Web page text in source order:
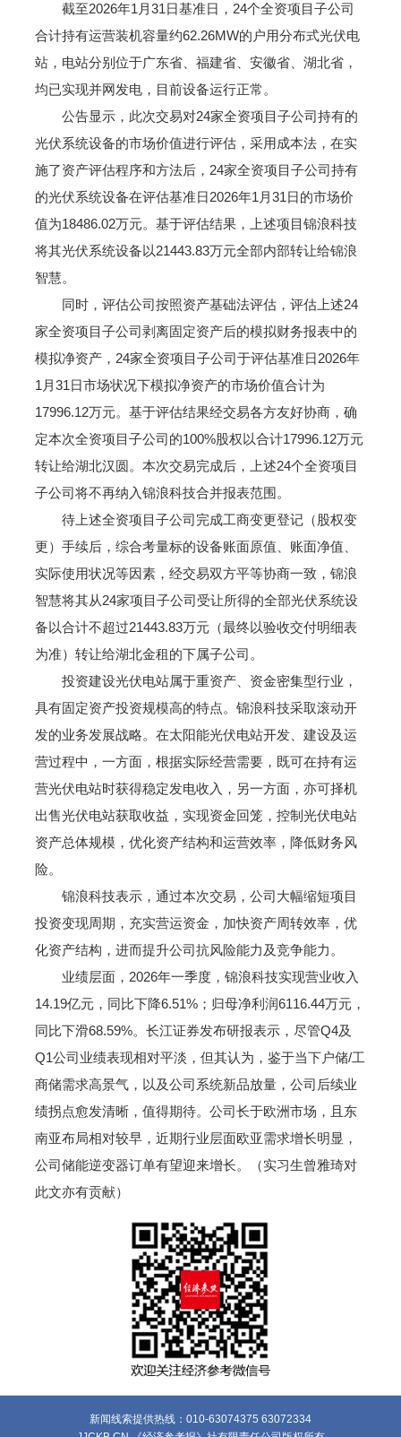
截至2026年1月31日基准日，24个全资项目子公司
合计持有运营装机容量约62.26MW的户用分布式光伏电
站，电站分别位于广东省、福建省、安徽省、湖北省，
均已实现并网发电，目前设备运行正常。
公告显示，此次交易对24家全资项目子公司持有的
光伏系统设备的市场价值进行评估，采用成本法，在实
施了资产评估程序和方法后，24家全资项目子公司持有
的光伏系统设备在评估基准日2026年1月31日的市场价
值为18486.02万元。基于评估结果，上述项目锦浪科技
将其光伏系统设备以21443.83万元全部内部转让给锦浪
智慧。
同时，评估公司按照资产基础法评估，评估上述24
家全资项目子公司剥离固定资产后的模拟财务报表中的
模拟净资产，24家全资项目子公司于评估基准日2026年
1月31日市场状况下模拟净资产的市场价值合计为
17996.12万元。基于评估结果经交易各方友好协商，确
定本次全资项目子公司的100%股权以合计17996.12万元
转让给湖北汉圆。本次交易完成后，上述24个全资项目
子公司将不再纳入锦浪科技合并报表范围。
待上述全资项目子公司完成工商变更登记（股权变
更）手续后，综合考量标的设备账面原值、账面净值、
实际使用状况等因素，经交易双方平等协商一致，锦浪
智慧将其从24家项目子公司受让所得的全部光伏系统设
备以合计不超过21443.83万元（最终以验收交付明细表
为准）转让给湖北金租的下属子公司。
投资建设光伏电站属于重资产、资金密集型行业，
具有固定资产投资规模高的特点。锦浪科技采取滚动开
发的业务发展战略。在太阳能光伏电站开发、建设及运
营过程中，一方面，根据实际经营需要，既可在持有运
营光伏电站时获得稳定发电收入，另一方面，亦可择机
出售光伏电站获取收益，实现资金回笼，控制光伏电站
资产总体规模，优化资产结构和运营效率，降低财务风
险。
锦浪科技表示，通过本次交易，公司大幅缩短项目
投资变现周期，充实营运资金，加快资产周转效率，优
化资产结构，进而提升公司抗风险能力及竞争能力。
业绩层面，2026年一季度，锦浪科技实现营业收入
14.19亿元，同比下降6.51%；归母净利润6116.44万元，
同比下滑68.59%。长江证券发布研报表示，尽管Q4及
Q1公司业绩表现相对平淡，但其认为，鉴于当下户储/工
商储需求高景气，以及公司系统新品放量，公司后续业
绩拐点愈发清晰，值得期待。公司长于欧洲市场，且东
南亚布局相对较早，近期行业层面欧亚需求增长明显，
公司储能逆变器订单有望迎来增长。（实习生曾雅琦对
此文亦有贡献）
新闻线索提供热线：010-63074375 63072334